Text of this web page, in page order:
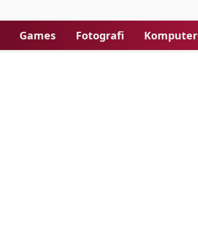
Games Fotografi Komputer